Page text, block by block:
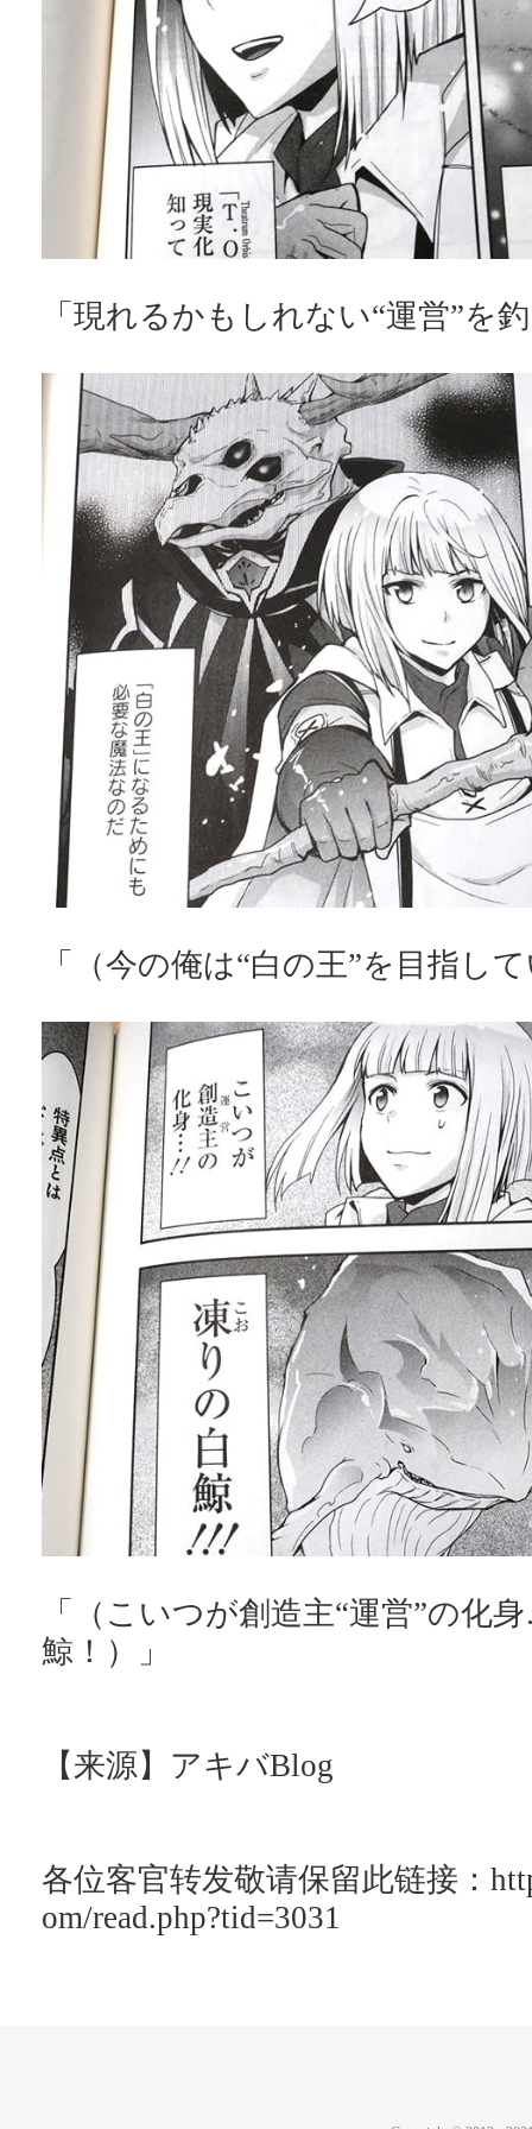
「現れるかもしれない“運営”を
「（今の俺は“白の王”を目指し
「（こいつが創造主“運営”の化
鯨！）」
【来源】アキバBlog
各位客官转发敬请保留此链接：
om/read.php?tid=3031